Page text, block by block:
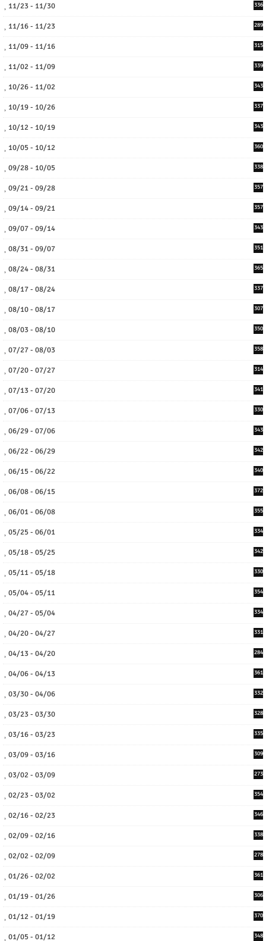
11/23 - 11/30 336
11/16 - 11/23 289
11/09 - 11/16 315
11/02 - 11/09 339
10/26 - 11/02 343
10/19 - 10/26 337
10/12 - 10/19 343
10/05 - 10/12 360
09/28 - 10/05 338
09/21 - 09/28 357
09/14 - 09/21 357
09/07 - 09/14 343
08/31 - 09/07 351
08/24 - 08/31 365
08/17 - 08/24 337
08/10 - 08/17 307
08/03 - 08/10 350
07/27 - 08/03 358
07/20 - 07/27 314
07/13 - 07/20 341
07/06 - 07/13 330
06/29 - 07/06 343
06/22 - 06/29 342
06/15 - 06/22 340
06/08 - 06/15 372
06/01 - 06/08 355
05/25 - 06/01 334
05/18 - 05/25 342
05/11 - 05/18 330
05/04 - 05/11 354
04/27 - 05/04 334
04/20 - 04/27 331
04/13 - 04/20 284
04/06 - 04/13 361
03/30 - 04/06 332
03/23 - 03/30 328
03/16 - 03/23 335
03/09 - 03/16 309
03/02 - 03/09 273
02/23 - 03/02 354
02/16 - 02/23 346
02/09 - 02/16 338
02/02 - 02/09 278
01/26 - 02/02 361
01/19 - 01/26 306
01/12 - 01/19 370
01/05 - 01/12 348